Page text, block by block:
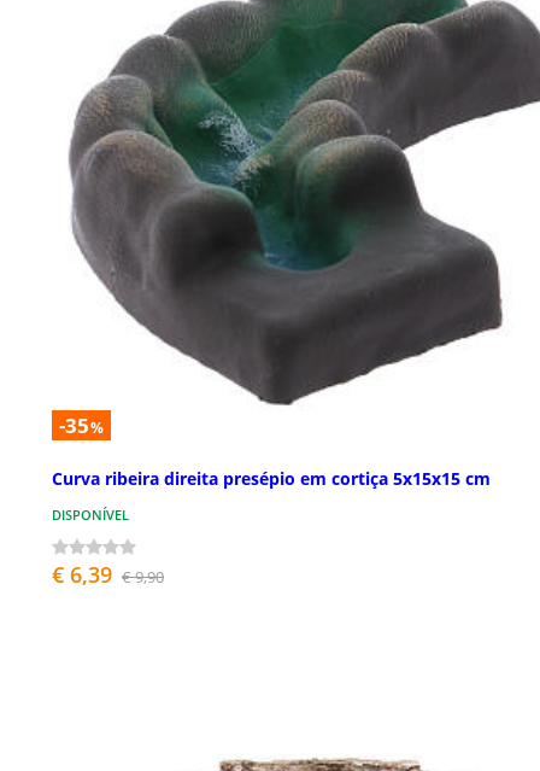
-35%
Curva ribeira direita presépio em cortiça 5x15x15 cm
DISPONÍVEL
€ 6,39 € 9,90